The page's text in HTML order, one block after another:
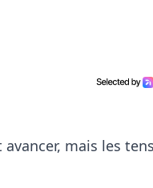
mais les